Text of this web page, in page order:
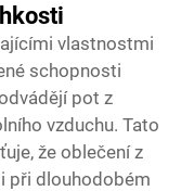
vlastnostmi
schopnosti
pot z
vzduchu. Tato
že oblečení z
při dlouhodobém